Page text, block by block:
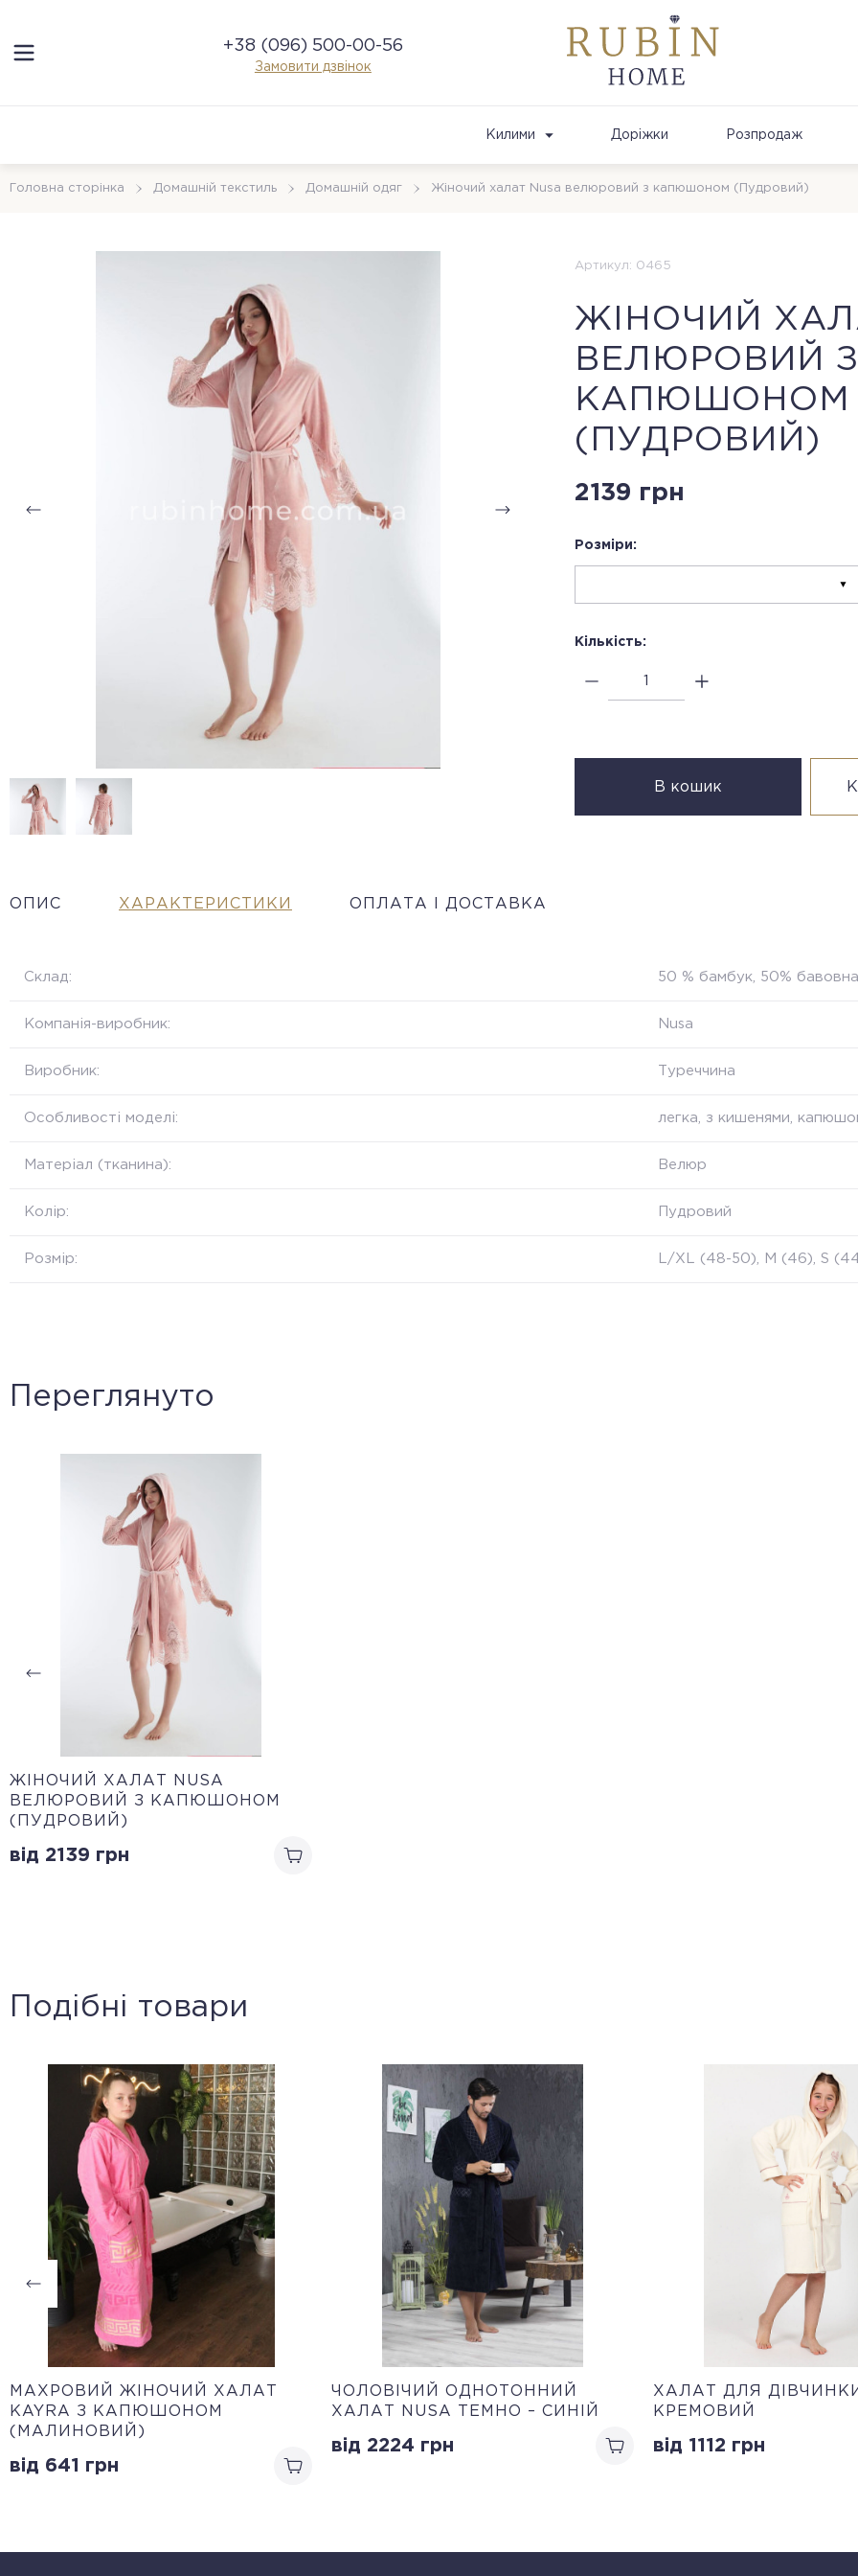
+38 (096) 500-00-56
Замовити дзвінок
Килими Доріжки Розпродаж
Головна сторінка Домашній текстиль Домашній одяг Жіночий халат Nusa велюровий з капюшоном (Пудровий)
Артикул: 0465
ЖІНОЧИЙ
ВЕЛЮРОВИЙ З
КАПЮШОНОМ
(ПУДРОВИЙ)
2139 грн
Розміри:
Кількість:
В кошик
ОПИС ХАРАКТЕРИСТИКИ ОПЛАТА І ДОСТАВКА
Склад: 50 % бамбук, 50% бавовна
Компанія-виробник: Nusa
Виробник: Туреччина
Особливості моделі: легка, з кишенями,
Матеріал (тканина): Велюр
Колір: Пудровий
Розмір: L/XL (48-50), M (46), S
Переглянуто
ЖІНОЧИЙ ХАЛАТ NUSA
ВЕЛЮРОВИЙ З КАПЮШОНОМ
(ПУДРОВИЙ)
від 2139 грн
Подібні товари
МАХРОВИЙ ЖІНОЧИЙ ХАЛАТ
KAYRA З КАПЮШОНОМ
(МАЛИНОВИЙ)
від 641 грн
ЧОЛОВІЧИЙ ОДНОТОННИЙ
ХАЛАТ NUSA ТЕМНО – СИНІЙ
від 2224 грн
ХАЛАТ ДЛЯ ДІВЧИНКИ
КРЕМОВИЙ
від 1112 грн